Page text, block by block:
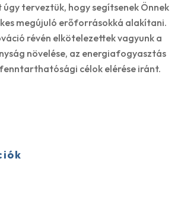
úgy terveztük, hogy segítsenek Önnek
megújuló erőforrásokká alakítani.
révén elkötelezettek vagyunk a
növelése, az energiafogyasztás
célok elérése iránt.